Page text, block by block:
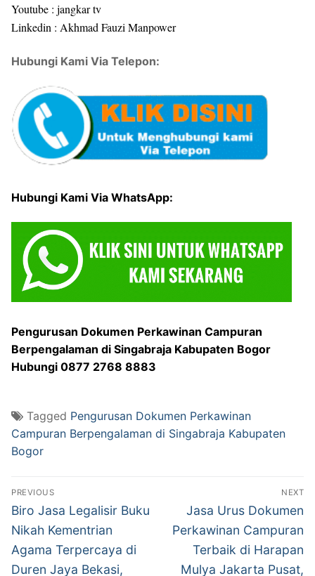
Youtube : jangkar tv
Linkedin : Akhmad Fauzi Manpower
Hubungi Kami Via Telepon:
Hubungi Kami Via WhatsApp:
Pengurusan Dokumen Perkawinan Campuran
Berpengalaman di Singabraja Kabupaten Bogor
Hubungi 0877 2768 8883
Tagged Pengurusan Dokumen Perkawinan
Campuran Berpengalaman di Singabraja Kabupaten
Bogor
Post
navigation
PREVIOUS
Previous
post:
Biro Jasa Legalisir Buku
Nikah Kementrian
Agama Terpercaya di
Duren Jaya Bekasi,
NEXT
Next
post:
Jasa Urus Dokumen
Perkawinan Campuran
Terbaik di Harapan
Mulya Jakarta Pusat,